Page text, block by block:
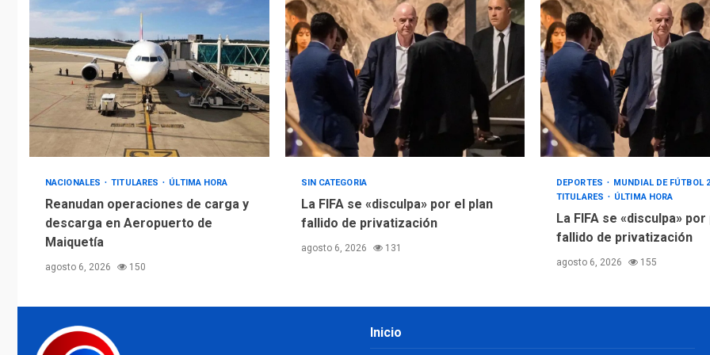
NACIONALES TITULARES ÚLTIMA HORA
Reanudan operaciones de carga y
descarga en Aeropuerto de
Maiquetía
agosto 6, 2026 150
SIN CATEGORIA
La FIFA se «disculpa» por el plan
fallido de privatización
agosto 6, 2026 131
DEPORTES
MUNDIAL DE FÚTBOL
TITULARES
ÚLTIMA HORA
La FIFA se «disculpa» por
fallido de privatización
agosto 6, 2026 155
Inicio